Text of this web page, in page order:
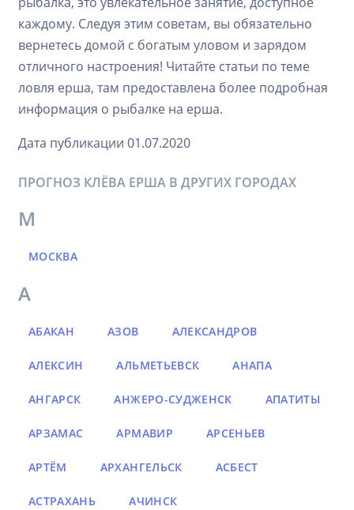
каждому. Следуя этим советам, вы обязательно
вернетесь домой с богатым уловом и зарядом
отличного настроения! Читайте статьи по теме
ловля ерша, там предоставлена более подробная
информация о рыбалке на ерша.
Дата публикации 01.07.2020
ПРОГНОЗ КЛЁВА ЕРША В ДРУГИХ ГОРОДАХ
М
МОСКВА
А
АБАКАН АЗОВ АЛЕКСАНДРОВ
АЛЕКСИН АЛЬМЕТЬЕВСК АНАПА
АНГАРСК АНЖЕРО-СУДЖЕНСК АПАТИТЫ
АРЗАМАС АРМАВИР АРСЕНЬЕВ
АРТЁМ АРХАНГЕЛЬСК АСБЕСТ
АСТРАХАНЬ АЧИНСК